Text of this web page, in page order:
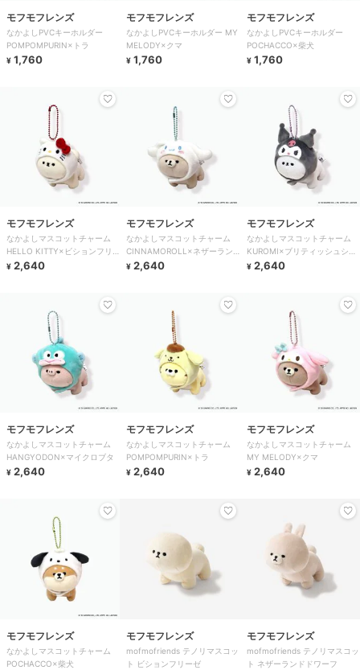
モフモフレンズ
なかよしPVCキーホルダー
POMPOMPURIN×トラ
¥ 1,760
モフモフレンズ
なかよしPVCキーホルダー MY
MELODY×クマ
¥ 1,760
モフモフレンズ
なかよしPVCキーホルダー
POCHACCO×柴犬
¥ 1,760
モフモフレンズ
なかよしマスコットチャーム
HELLO KITTY×ビションフリ
ーゼ
¥ 2,640
モフモフレンズ
なかよしマスコットチャーム
CINNAMOROLL×ネザーラン
ドドワーフ
¥ 2,640
モフモフレンズ
なかよしマスコットチャーム
KUROMI×ブリティッシュショ
ートヘア
¥ 2,640
モフモフレンズ
なかよしマスコットチャーム
HANGYODON×マイクロブタ
¥ 2,640
モフモフレンズ
なかよしマスコットチャーム
POMPOMPURIN×トラ
¥ 2,640
モフモフレンズ
なかよしマスコットチャーム
MY MELODY×クマ
¥ 2,640
モフモフレンズ
なかよしマスコットチャーム
POCHACCO×柴犬
モフモフレンズ
mofmofriends テノリマスコッ
ト ビションフリーゼ
モフモフレンズ
mofmofriends テノリマスコッ
ト ネザーランドドワーフ